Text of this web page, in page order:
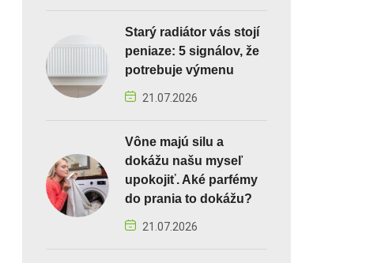
Starý radiátor vás stojí
peniaze: 5 signálov, že
potrebuje výmenu
21.07.2026
Vône majú silu a
dokážu našu myseľ
upokojiť. Aké parfémy
do prania to dokážu?
21.07.2026